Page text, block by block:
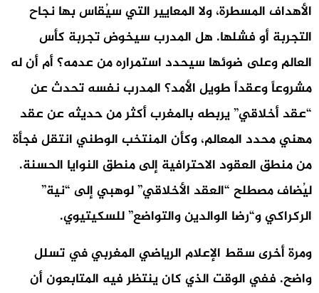
الأهداف المسطرة، ولا المعايير التي سيُقاس بها نجاح
التجربة أو فشلها. هل المدرب سيخوض تجربة كأس
العالم وعلى ضوئها سيحدد استمراره من عدمه؟ أم أن له
مشروعاً وعقداً طويل الأمد؟ المدرب نفسه تحدث عن
“عقد أخلاقي” يربطه بالمغرب أكثر من حديثه عن عقد
مهني محدد المعالم، وكأن المنتخب الوطني انتقل فجأة
من منطق العقود الاحترافية إلى منطق النوايا الحسنة.
ليُضاف مصطلح “العقد الأخلاقي” لوهبي إلى “نية”
الركراكي و“رضا الوالدين والتواضع” للسكيتيوي.
ومرة أخرى سقط الإعلام الرياضي المغربي في تسلل
واضح. ففي الوقت الذي كان ينتظر فيه المتابعون أن